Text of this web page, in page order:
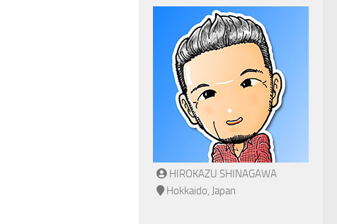
HIROKAZU SHINAGAWA
Hokkaido, Japan